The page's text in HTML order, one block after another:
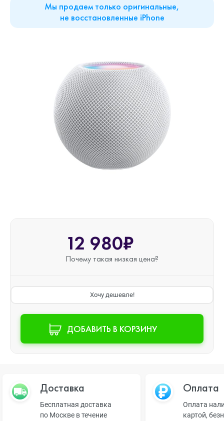
Мы продаем только оригинальные,
не восстановленные iPhone
12 980₽
Почему такая низкая цена?
Хочу дешевле!
ДОБАВИТЬ В КОРЗИНУ
Доставка
Бесплатная доставка
по Москве в течение
Оплата
Оплата
картой,